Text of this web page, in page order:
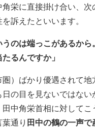
栄に直接掛け合い、次
訴えたといいます。
うのは端っこがあるか
るんですか」
圏）ばかり優遇されて
の目を見ないではな
中角栄首相に対してこ
通り 田中の鶴の一声